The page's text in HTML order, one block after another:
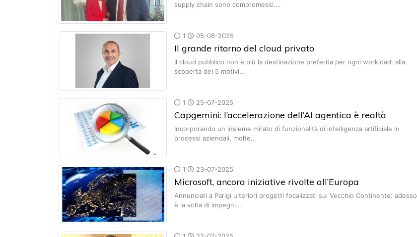
supply chain sono compromessi.…
1 05-08-2025
Il grande ritorno del cloud privato
Il cloud pubblico non è più la destinazione preferita per ogni workload: alla
scoperta dei 5 motivi…
1 25-07-2025
Capgemini: l’accelerazione dell’AI agentica è realtà
Incorporando un insieme mirato di funzionalità di intelligenza artificiale in
processi aziendali, molte…
1 23-07-2025
Microsoft, ancora iniziative rivolte all’Europa
Annunciati a Parigi ulteriori progetti focalizzati sul Vecchio Continente: adesso
è la volta di impegni…